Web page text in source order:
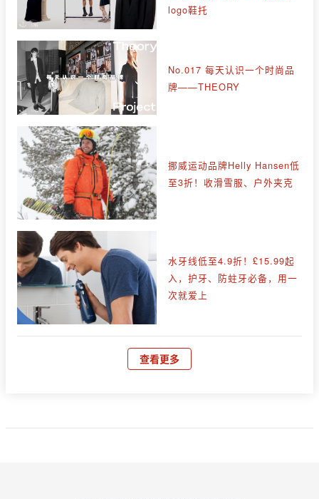
logo鞋托
No.017 每天认识一个时尚品
牌——THEORY
挪威运动品牌Helly Hansen低
至3折！收滑雪服、户外夹克
水牙线低至4.9折！£15.99起
入，护牙、防蛀牙必备，用一
次就爱上
查看更多